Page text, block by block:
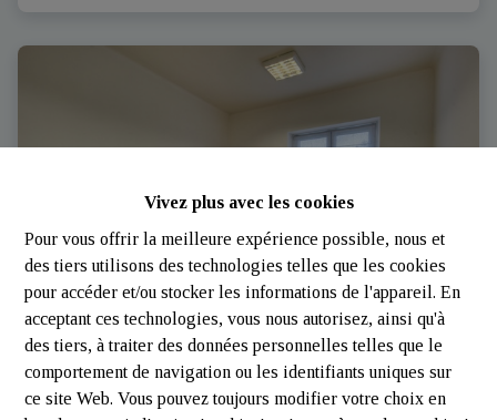
Vivez plus avec les cookies
Pour vous offrir la meilleure expérience possible, nous et
des tiers utilisons des technologies telles que les cookies
pour accéder et/ou stocker les informations de l'appareil. En
acceptant ces technologies, vous nous autorisez, ainsi qu'à
des tiers, à traiter des données personnelles telles que le
comportement de navigation ou les identifiants uniques sur
ce site Web. Vous pouvez toujours modifier votre choix en
Bureaux